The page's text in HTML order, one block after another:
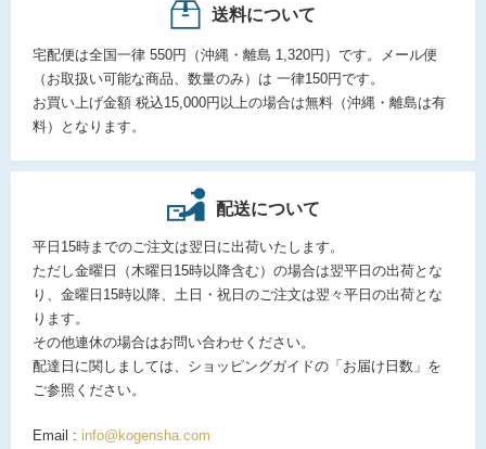
送料について
宅配便は全国一律 550円（沖縄・離島 1,320円）です。メール便
（お取扱い可能な商品、数量のみ）は 一律150円です。
お買い上げ金額 税込15,000円以上の場合は無料（沖縄・離島は有
料）となります。
配送について
平日15時までのご注文は翌日に出荷いたします。
ただし金曜日（木曜日15時以降含む）の場合は翌平日の出荷とな
り、金曜日15時以降、土日・祝日のご注文は翌々平日の出荷とな
ります。
その他連休の場合はお問い合わせください。
配達日に関しましては、ショッピングガイドの「お届け日数」を
ご参照ください。
Email : info@kogensha.com